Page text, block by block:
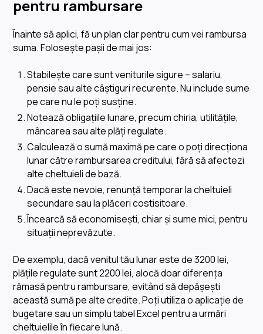
pentru rambursare
Înainte să aplici, fă un plan clar pentru cum vei rambursa
suma. Folosește pașii de mai jos:
Stabilește care sunt veniturile sigure – salariu,
pensie sau alte câștiguri recurente. Nu include sume
pe care nu le poți susține.
Notează obligațiile lunare, precum chiria, utilitățile,
mâncarea sau alte plăți regulate.
Calculează o sumă maximă pe care o poți direcționa
lunar către rambursarea creditului, fără să afectezi
alte cheltuieli de bază.
Dacă este nevoie, renunță temporar la cheltuieli
secundare sau la plăceri costisitoare.
Încearcă să economisești, chiar și sume mici, pentru
situații neprevăzute.
De exemplu, dacă venitul tău lunar este de 3200 lei,
plățile regulate sunt 2200 lei, alocă doar diferența
rămasă pentru rambursare, evitând să depășești
această sumă pe alte credite. Poți utiliza o aplicație de
bugetare sau un simplu tabel Excel pentru a urmări
cheltuielile în fiecare lună.